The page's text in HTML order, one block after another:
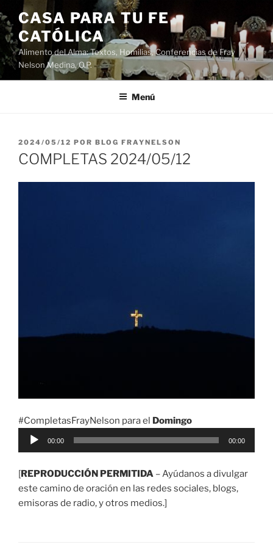
Saltar
al
contenido
CASA PARA TU FE
CATÓLICA
Alimento del Alma: Textos, Homilias, Conferencias de Fray
Nelson Medina, O.P.
Menú
PUBLICADO
EL
2024/05/12 POR BLOG FRAYNELSON
COMPLETAS 2024/05/12
#CompletasFrayNelson para el Domingo
Reproductor
00:00 00:00
[REPRODUCCIÓN PERMITIDA – Ayúdanos a divulgar
este camino de oración en las redes sociales, blogs,
emisoras de radio, y otros medios.]